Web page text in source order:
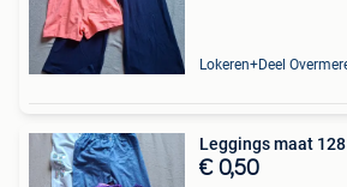
Leggings maat 128
€ 0,50